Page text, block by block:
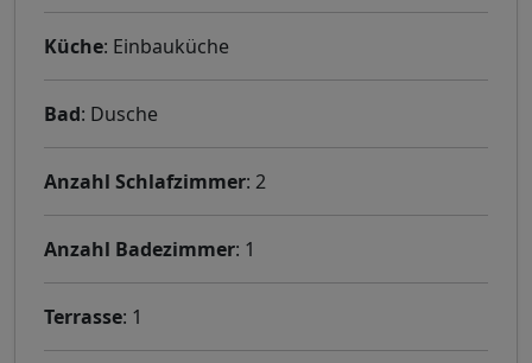
Küche: Einbauküche
Bad: Dusche
Anzahl Schlafzimmer: 2
Anzahl Badezimmer: 1
Terrasse: 1